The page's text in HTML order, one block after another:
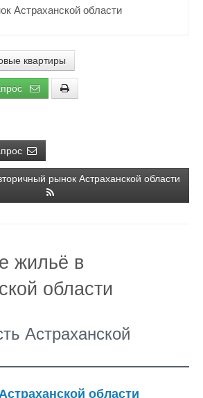
Астраханской области
квартиры
рынок Астраханской области
жильё в
области
Астраханской
области